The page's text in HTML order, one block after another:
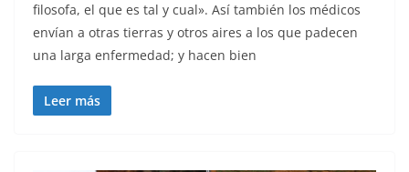
filosofa, el que es tal y cual». Así también los médicos
envían a otras tierras y otros aires a los que padecen
una larga enfermedad; y hacen bien
Leer más